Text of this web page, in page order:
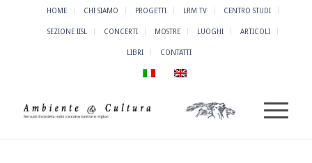
HOME CHI SIAMO PROGETTI LRM TV CENTRO STUDI
SEZIONE IISL CONCERTI MOSTRE LUOGHI ARTICOLI
LIBRI CONTATTI